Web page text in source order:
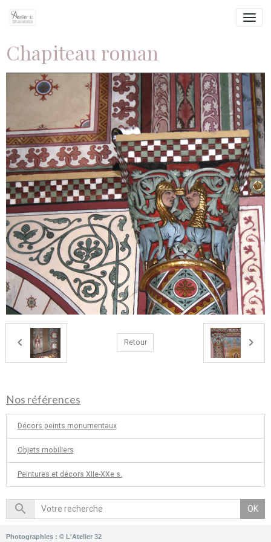
Chapiteau roman
Retour
Nos références
Décors peints monumentaux
Objets mobiliers
Peintures et décors XIIe-XXe s.
OK
Photographies : © L'Atelier 32